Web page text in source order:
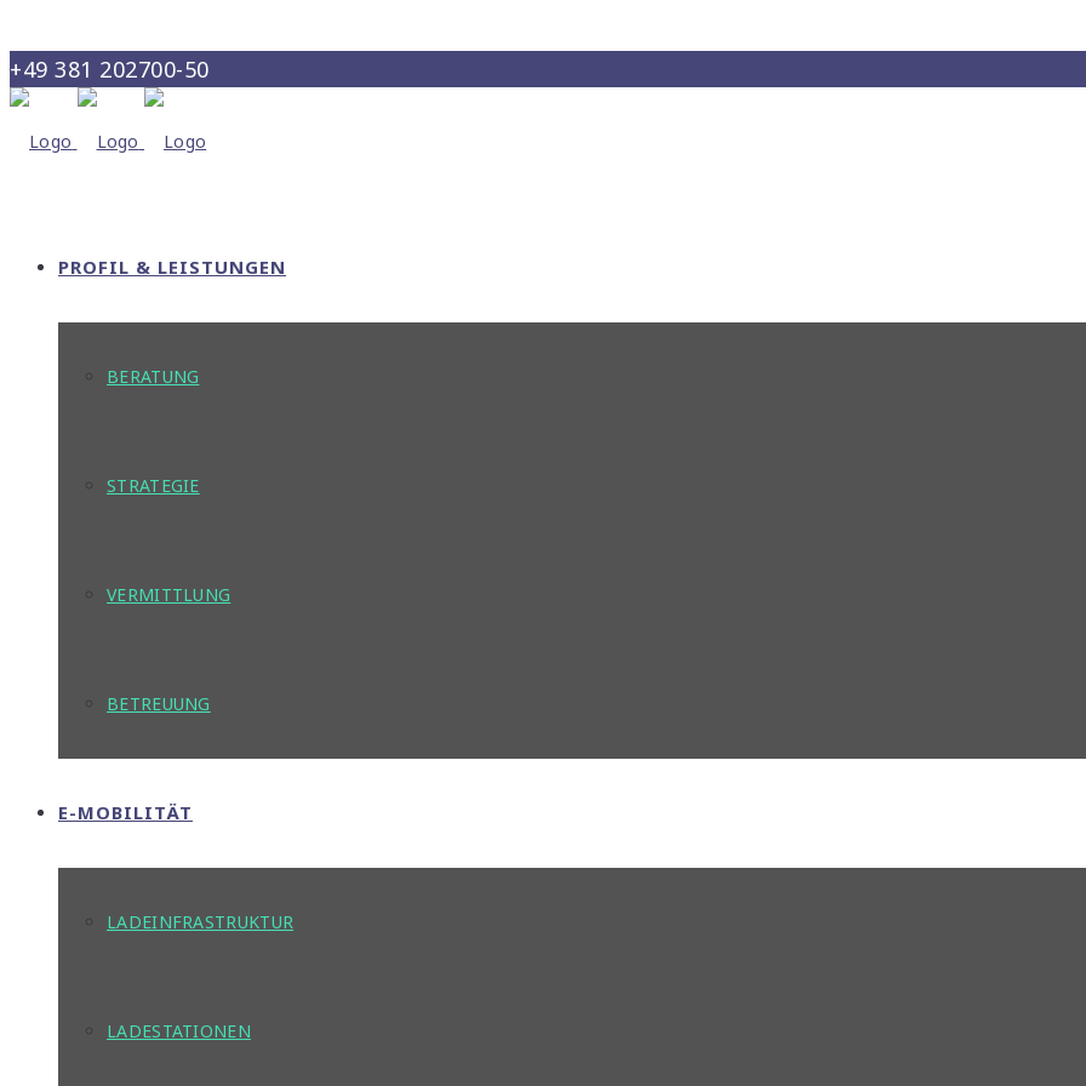
+49 381 202700-50
info@maris-consult.de
PROFIL & LEISTUNGEN
BERATUNG
STRATEGIE
VERMITTLUNG
BETREUUNG
E-MOBILITÄT
LADEINFRASTRUKTUR
LADESTATIONEN